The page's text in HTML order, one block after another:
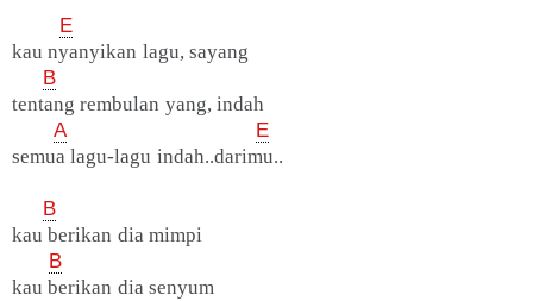
E
kau nyanyikan lagu, sayang
B
tentang rembulan yang, indah
A
E
semua lagu-lagu indah..darimu..
B
kau berikan dia mimpi
B
kau berikan dia senyum